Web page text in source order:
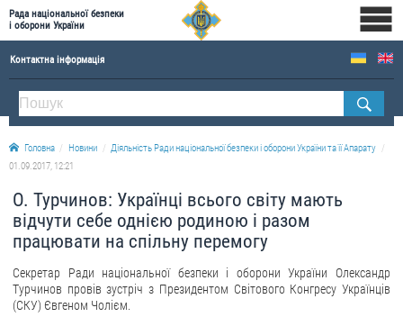
Рада національної безпеки
і оборони України
Контактна інформація
ПРО РНБОУ
Склад Ради національної безпеки і оборони України
Апарат Ради національної безпеки і оборони України
Історична довідка про діяльність Ради національної безпеки і оборони України
ОФІЦІЙНІ ДОКУМЕНТИ
ПРЕСЦЕНТР
Головна Новини
Діяльність Ради національної безпеки і оборони України та її Апарату
01.09.2017, 12:21
О. Турчинов: Українці всього світу мають
відчути себе однією родиною і разом
працювати на спільну перемогу
Секретар Ради національної безпеки і оборони України Олександр
Турчинов провів зустріч з Президентом Світового Конгресу Українців
(СКУ) Євгеном Чолієм.